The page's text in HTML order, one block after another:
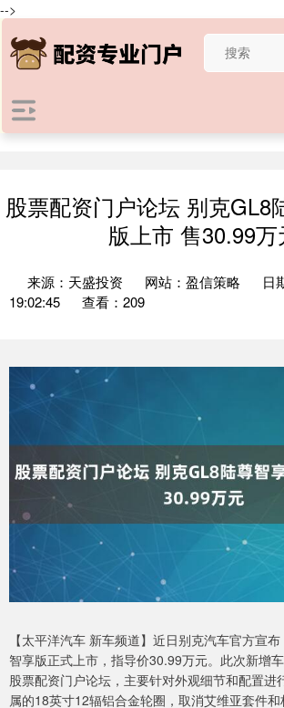
-->
股票配资门户论坛 别克GL8
版上市 售30.99万
来源：天盛投资 网站：盈信策略
日
19:02:45
查看：209
【太平洋汽车 新车频道】近日别克汽车官方宣
智享版正式上市，指导价30.99万元。此次新增
股票配资门户论坛，主要针对外观细节和配置进
属的18英寸12辐铝合金轮圈，取消艾维亚套件和